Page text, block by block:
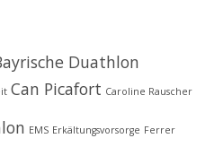
Duathlon
Can Picafort Caroline Rauscher
EMS Erkältungsvorsorge Ferrer